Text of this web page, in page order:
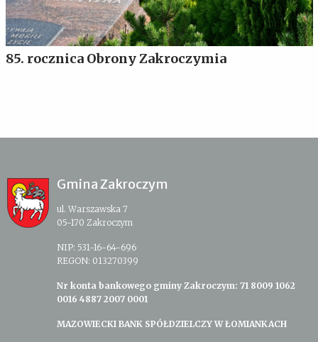
85. rocznica Obrony Zakroczymia
Gmina Zakroczym
ul. Warszawska 7
05-170 Zakroczym
NIP: 531-16-64-696
REGON: 013270399
Nr konta bankowego gminy Zakroczym: 71 8009 1062
0016 4887 2007 0001
MAZOWIECKI BANK SPÓŁDZIELCZY W ŁOMIANKACH